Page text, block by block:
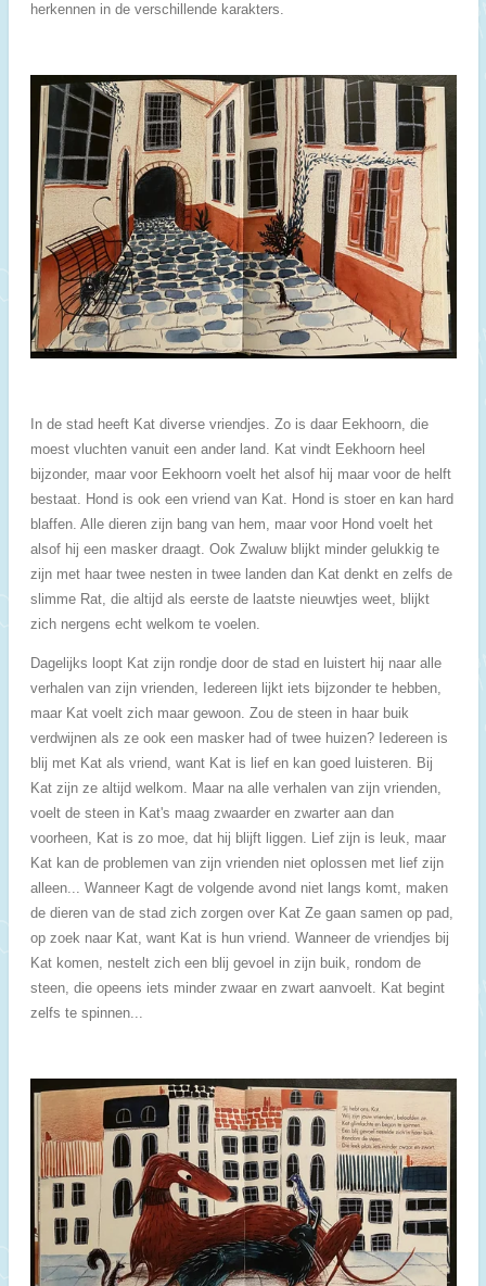
herkennen in de verschillende karakters.
In de stad heeft Kat diverse vriendjes. Zo is daar Eekhoorn, die
moest vluchten vanuit een ander land. Kat vindt Eekhoorn heel
bijzonder, maar voor Eekhoorn voelt het alsof hij maar voor de helft
bestaat. Hond is ook een vriend van Kat. Hond is stoer en kan hard
blaffen. Alle dieren zijn bang van hem, maar voor Hond voelt het
alsof hij een masker draagt. Ook Zwaluw blijkt minder gelukkig te
zijn met haar twee nesten in twee landen dan Kat denkt en zelfs de
slimme Rat, die altijd als eerste de laatste nieuwtjes weet, blijkt
zich nergens echt welkom te voelen.
Dagelijks loopt Kat zijn rondje door de stad en luistert hij naar alle
verhalen van zijn vrienden, Iedereen lijkt iets bijzonder te hebben,
maar Kat voelt zich maar gewoon. Zou de steen in haar buik
verdwijnen als ze ook een masker had of twee huizen? Iedereen is
blij met Kat als vriend, want Kat is lief en kan goed luisteren. Bij
Kat zijn ze altijd welkom. Maar na alle verhalen van zijn vrienden,
voelt de steen in Kat's maag zwaarder en zwarter aan dan
voorheen, Kat is zo moe, dat hij blijft liggen. Lief zijn is leuk, maar
Kat kan de problemen van zijn vrienden niet oplossen met lief zijn
alleen... Wanneer Kagt de volgende avond niet langs komt, maken
de dieren van de stad zich zorgen over Kat Ze gaan samen op pad,
op zoek naar Kat, want Kat is hun vriend. Wanneer de vriendjes bij
Kat komen, nestelt zich een blij gevoel in zijn buik, rondom de
steen, die opeens iets minder zwaar en zwart aanvoelt. Kat begint
zelfs te spinnen...